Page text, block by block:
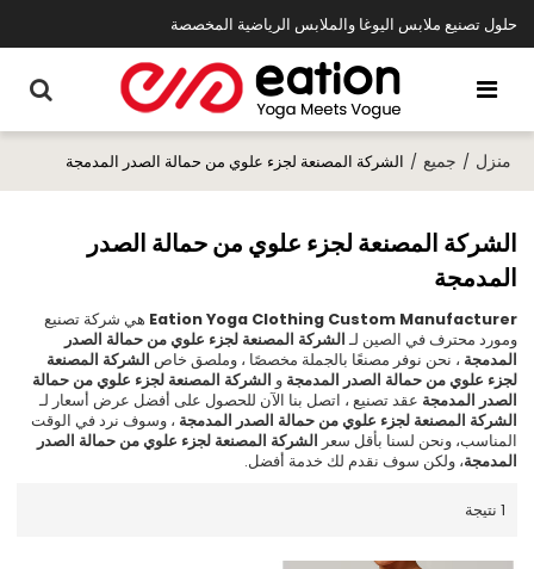
حلول تصنيع ملابس اليوغا والملابس الرياضية المخصصة
منزل / جميع / الشركة المصنعة لجزء علوي من حمالة الصدر المدمجة
الشركة المصنعة لجزء علوي من حمالة الصدر
المدمجة
Eation Yoga Clothing Custom Manufacturer هي شركة تصنيع
ومورد محترف في الصين لـالشركة المصنعة لجزء علوي من حمالة الصدر
المدمجة ، نحن نوفر مصنعًا بالجملة مخصصًا ، وملصق خاص الشركة المصنعة
لجزء علوي من حمالة الصدر المدمجة و الشركة المصنعة لجزء علوي من حمالة
الصدر المدمجة عقد تصنيع ، اتصل بنا الآن للحصول على أفضل عرض أسعار لـ
الشركة المصنعة لجزء علوي من حمالة الصدر المدمجة ، وسوف نرد في الوقت
المناسب، ونحن لسنا بأقل سعر الشركة المصنعة لجزء علوي من حمالة الصدر
المدمجة، ولكن سوف نقدم لك خدمة أفضل.
1 نتيجة